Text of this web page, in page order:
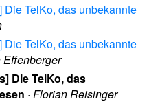
Die TelKo, das unbekannte
Die TelKo, das unbekannte
Die TelKo, das
· Florian Reisinger